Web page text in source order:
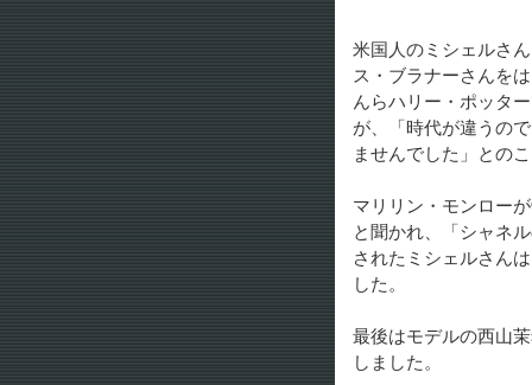
米国人のミシェルさ
ス・ブラナーさんを
んらハリー・ポッタ
が、「時代が違うの
ませんでした」とのこ
マリリン・モンロー
と聞かれ、「シャネ
されたミシェルさん
した。
最後はモデルの西山
しました。